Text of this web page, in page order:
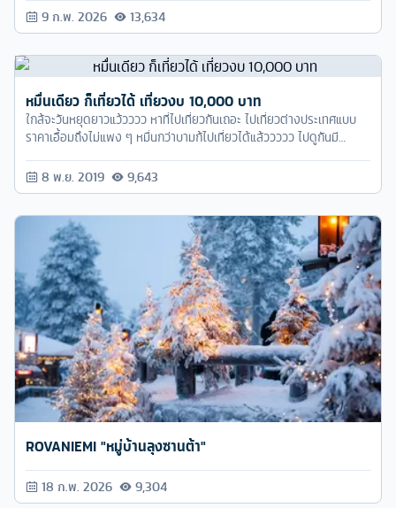
9 ก.พ. 2026 13,634
หมื่นเดียว ก็เที่ยวได้ เที่ยวงบ 10,000 บาท
ใกล้จะวันหยุดยาวแว้วววว หาที่ไปเที่ยวกันเถอะ ไปเที่ยวต่างประเทศแบบ
ราคาเอื้อมถึงไม่แพง ๆ หมื่นกว่าบามก้ไปเที่ยวได้แล้ววววว ไปดูกันมี
8 พ.ย. 2019 9,643
ROVANIEMI "หมู่บ้านลุงซานต้า"
18 ก.พ. 2026 9,304